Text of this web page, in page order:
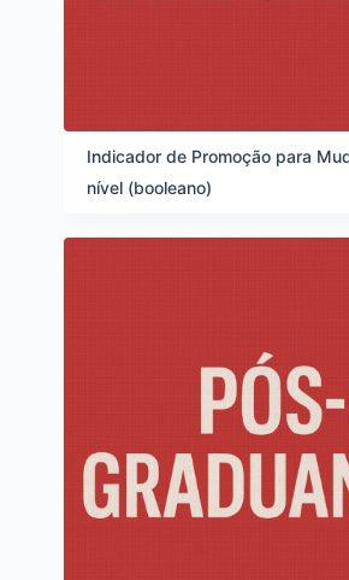
Indicador de Promoção para
nível (booleano)